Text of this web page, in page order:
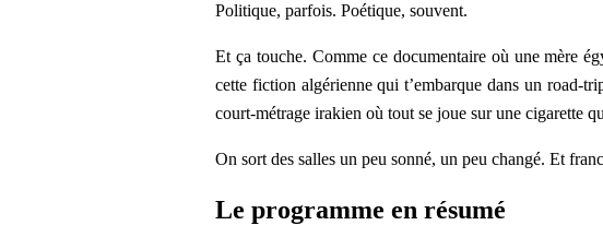
Politique, parfois. Poétique, souvent.
Et ça touche. Comme ce documentaire où une mère
cette fiction algérienne qui t’embarque dans un road-
court-métrage irakien où tout se joue sur une cigarette
On sort des salles un peu sonné, un peu changé. Et
Le programme en résumé